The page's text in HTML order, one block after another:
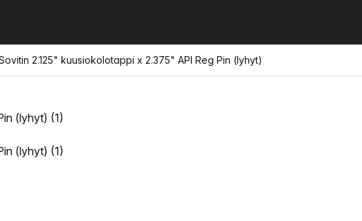
2.125" kuusiokolotappi x 2.375" API Reg Pin (lyhyt)